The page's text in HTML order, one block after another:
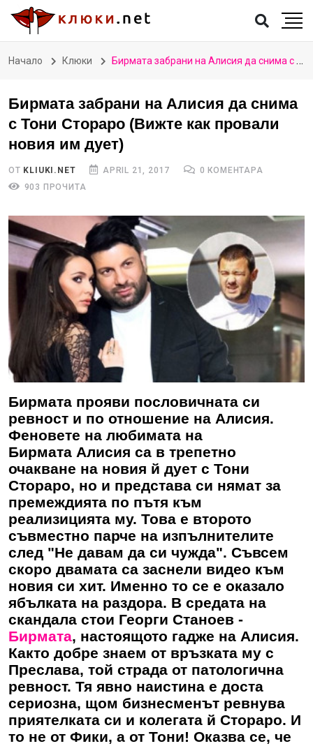
Начало Клюки Бирмата забрани на Алисия да снима с Тони Стораро (Вижте как провали новия им дует)
Бирмата забрани на Алисия да снима
с Тони Стораро (Вижте как провали
новия им дует)
ОТ KLIUKI.NET APRIL 21, 2017
0 КОМЕНТАРА
903 ПРОЧИТА
Бирмата прояви пословичната си
ревност и по отношение на Алисия.
Феновете на любимата на
Бирмата Алисия са в трепетно
очакване на новия й дует с Тони
Стораро, но и представа си нямат за
премеждията по пътя към
реализицията му. Това е второто
съвместно парче на изпълнителите
след "Не давам да си чужда". Съвсем
скоро двамата са заснели видео към
новия си хит. Именно то се е оказало
ябълката на раздора. В средата на
скандала стои Георги Станоев -
Бирмата, настоящото гадже на Алисия.
Както добре знаем от връзката му с
Преслава, той страда от патологична
ревност. Тя явно наистина е доста
сериозна, щом бизнесменът ревнува
приятелката си и колегата й Стораро. И
то не от Фики, а от Тони! Оказва се, че